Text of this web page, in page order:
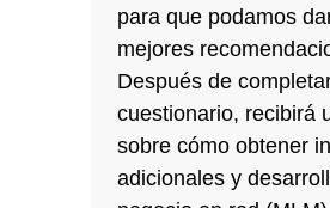
para que podamos
mejores
Después de
cuestionario, recibirá
sobre cómo obtener
adicionales y